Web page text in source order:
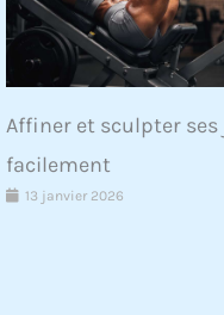
Affiner et sculpter
facilement
13 janvier 2026